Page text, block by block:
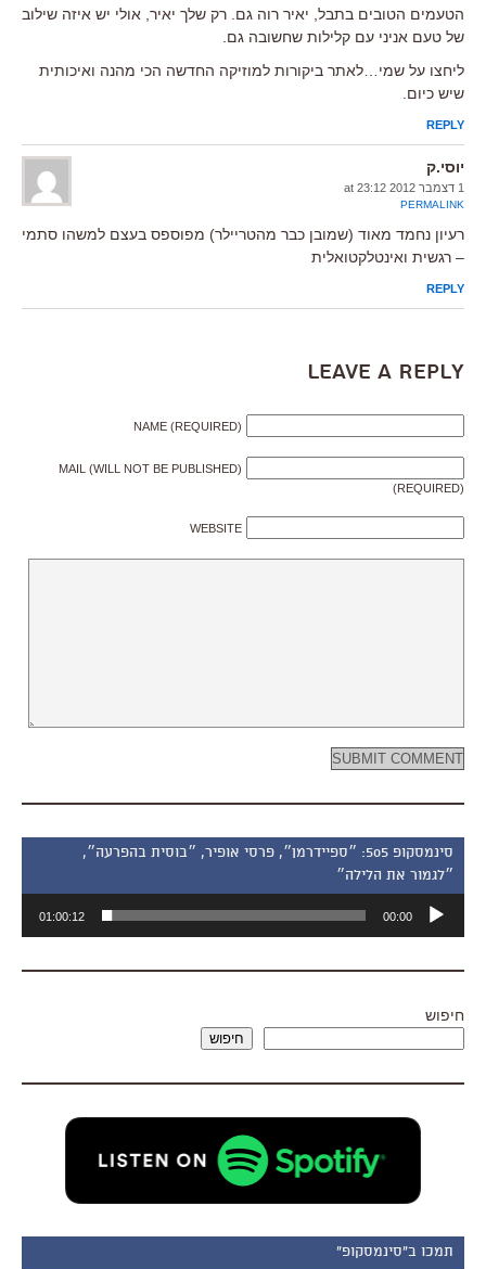
הטעמים הטובים בתבל, יאיר רוה גם. רק שלך יאיר, אולי יש איזה שילוב
של טעם אניני עם קלילות שחשובה גם.
ליחצו על שמי…לאתר ביקורות למוזיקה החדשה הכי מהנה ואיכותית
שיש כיום.
REPLY
יוסי.ק
1 דצמבר 2012 at 23:12
PERMALINK
רעיון נחמד מאוד (שמובן כבר מהטריילר) מפוספס בעצם למשהו סתמי
– רגשית ואינטלקטואלית
REPLY
Leave a Reply
NAME (REQUIRED)
MAIL (WILL NOT BE PUBLISHED)
(REQUIRED)
WEBSITE
סינמסקופ 505: ״ספיידרמן״, פרסי אופיר, ״בוסית בהפרעה״,
״לגמור את הלילה״
אודיו
00:00
01:00:12
חיפוש
חיפוש
תמכו ב"סינמסקופ"